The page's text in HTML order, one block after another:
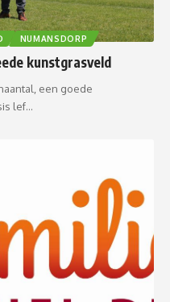
NUMANSDORP
kunstgrasveld
een goede
lef…